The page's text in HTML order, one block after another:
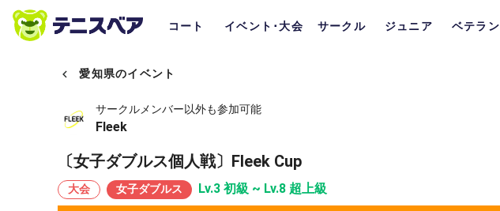
コート イベント･大会 サークル ジュニア ベテラン
愛知県のイベント
サークルメンバー以外も参加可能
Fleek
〔女子ダブルス個人戦〕Fleek Cup
大会 女子ダブルス Lv.3 初級 ~ Lv.8 超上級